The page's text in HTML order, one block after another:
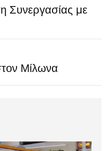
Συνεργασίας με
Μίλωνα